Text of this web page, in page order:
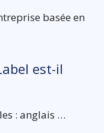
basée en
est-il
: anglais …